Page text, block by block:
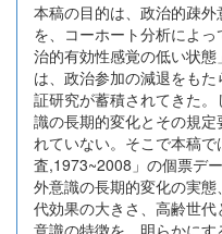
本稿の目的は、政治的疎
を、コーホート分析によ
治的有効性感覚の低い状
は、政治参加の減退をも
証研究が蓄積されてきた
識の長期的変化とその規
れていない。そこで本稿
査,1973~2008」の個票デ
外意識の長期的変化の実
代効果の大きさ、高齢世
意識の特徴を、明らかに